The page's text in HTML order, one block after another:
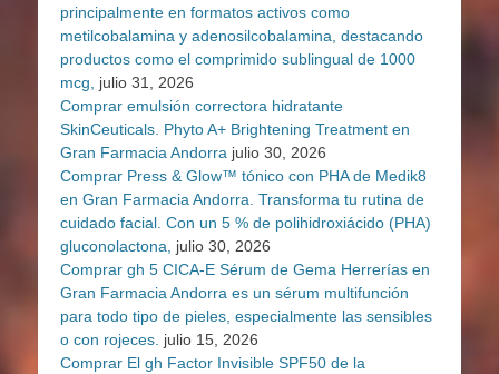
principalmente en formatos activos como
metilcobalamina y adenosilcobalamina, destacando
productos como el comprimido sublingual de 1000
mcg, julio 31, 2026
Comprar emulsión correctora hidratante
SkinCeuticals. Phyto A+ Brightening Treatment en
Gran Farmacia Andorra julio 30, 2026
Comprar Press & Glow™ tónico con PHA de Medik8
en Gran Farmacia Andorra. Transforma tu rutina de
cuidado facial. Con un 5 % de polihidroxiácido (PHA)
gluconolactona, julio 30, 2026
Comprar gh 5 CICA-E Sérum de Gema Herrerías en
Gran Farmacia Andorra es un sérum multifunción
para todo tipo de pieles, especialmente las sensibles
o con rojeces. julio 15, 2026
Comprar El gh Factor Invisible SPF50 de la